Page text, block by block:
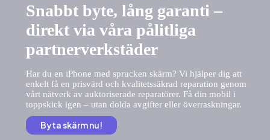
Snabbt byte, lång garanti –
direkt via våra pålitliga
partnerverkstäder
Har du en iPhone med sprucken skärm? Vi hjälper dig att
enkelt få en prisvärd och kvalitetssäkrad reparation genom
vårt nätverk av auktoriserade reparatörer. Få din mobil i
toppskick igen – utan dolda avgifter eller överraskningar.
Byta skärm nu!